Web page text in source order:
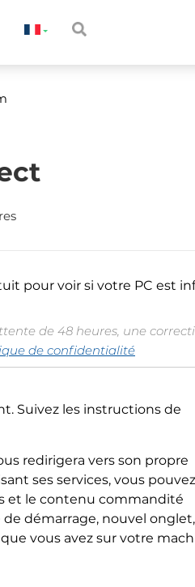
pour voir si votre PC est
de 48 heures, une
de confidentialité
Suivez les instructions de
redirigera vers son propre
ses services, vous pouvez
et le contenu commandité
de démarrage, nouvel onglet,
vous avez sur votre